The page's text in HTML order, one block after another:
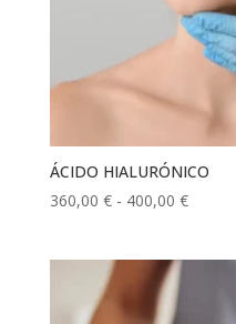
ÁCIDO HIALURÓNICO
360,00 € - 400,00 €Rango